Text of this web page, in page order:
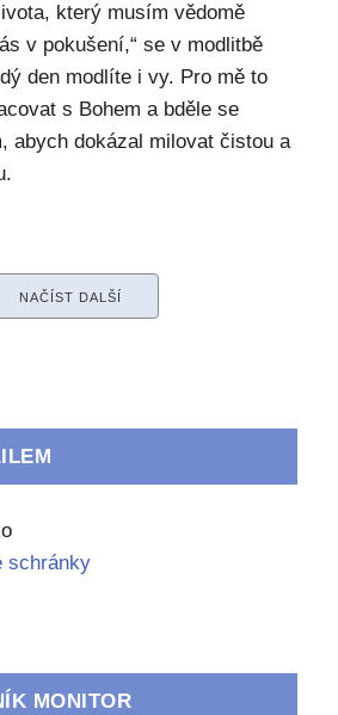
který musím vědomě
v pokušení,“ se v modlitbě
den modlíte i vy. Pro mě to
s Bohem a bděle se
abych dokázal milovat čistou a
NAČÍST DALŠÍ
schránky
MONITOR